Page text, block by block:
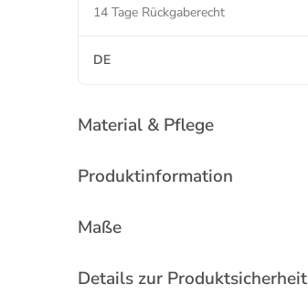
14 Tage Rückgaberecht
DE
Material & Pflege
Produktinformation
Maße
Details zur Produktsicherheit